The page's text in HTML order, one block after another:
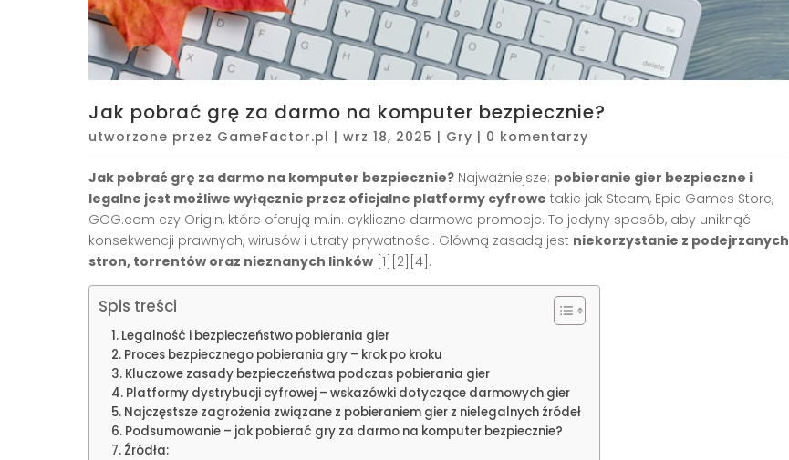
Jak pobrać grę za darmo na komputer bezpiecznie?
utworzone przez GameFactor.pl | wrz 18, 2025 | Gry | 0 komentarzy
Jak pobrać grę za darmo na komputer bezpiecznie? Najważniejsze: pobieranie gier bezpieczne i
legalne jest możliwe wyłącznie przez oficjalne platformy cyfrowe takie jak Steam, Epic Games Store,
GOG.com czy Origin, które oferują m.in. cykliczne darmowe promocje. To jedyny sposób, aby uniknąć
konsekwencji prawnych, wirusów i utraty prywatności. Główną zasadą jest niekorzystanie z podejrzanych
stron, torrentów oraz nieznanych linków [1][2][4] .
Spis treści
Legalność i bezpieczeństwo pobierania gier
Proces bezpiecznego pobierania gry – krok po kroku
Kluczowe zasady bezpieczeństwa podczas pobierania gier
Platformy dystrybucji cyfrowej – wskazówki dotyczące darmowych gier
Najczęstsze zagrożenia związane z pobieraniem gier z nielegalnych źródeł
Podsumowanie – jak pobierać gry za darmo na komputer bezpiecznie?
Źródła: